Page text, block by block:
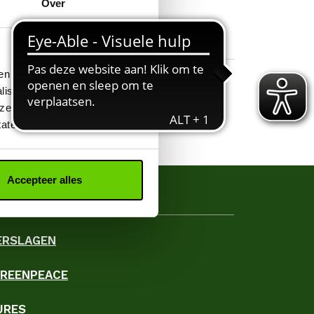
Over
we cookies en
en ons
site met onze 263
Accepteer alles